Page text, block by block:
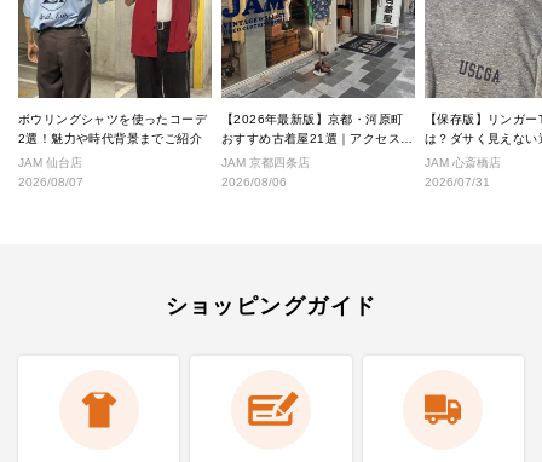
ボウリングシャツを使ったコーデ
2選！魅力や時代背景までご紹介
JAM 仙台店
2026/08/07
【2026年最新版】京都・河原町
おすすめ古着屋21選｜アクセス良
好な絶対行くべきショップ厳選！
JAM 京都四条店
2026/08/06
【保存版】リンガ
は？ダサく見えない
なし完全ガイド
JAM 心斎橋店
2026/07/31
ショッピングガイド